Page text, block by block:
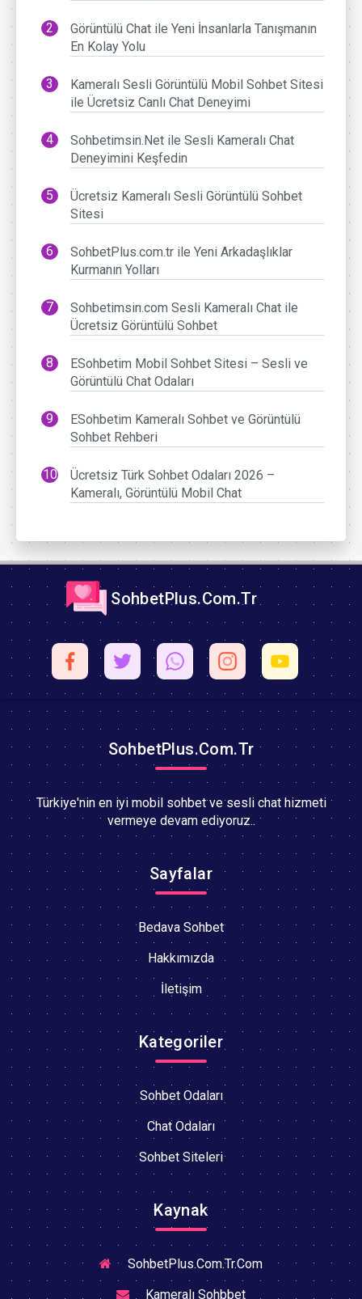
Görüntülü Chat ile Yeni İnsanlarla Tanışmanın
En Kolay Yolu
Kameralı Sesli Görüntülü Mobil Sohbet Sitesi
ile Ücretsiz Canlı Chat Deneyimi
Sohbetimsin.Net ile Sesli Kameralı Chat
Deneyimini Keşfedin
Ücretsiz Kameralı Sesli Görüntülü Sohbet
Sitesi
SohbetPlus.com.tr ile Yeni Arkadaşlıklar
Kurmanın Yolları
Sohbetimsin.com Sesli Kameralı Chat ile
Ücretsiz Görüntülü Sohbet
ESohbetim Mobil Sohbet Sitesi – Sesli ve
Görüntülü Chat Odaları
ESohbetim Kameralı Sohbet ve Görüntülü
Sohbet Rehberi
Ücretsiz Türk Sohbet Odaları 2026 –
Kameralı, Görüntülü Mobil Chat
SohbetPlus.Com.Tr
SohbetPlus.Com.Tr
Türkiye'nin en iyi mobil sohbet ve sesli chat hizmeti
vermeye devam ediyoruz..
Sayfalar
Bedava Sohbet
Hakkımızda
İletişim
Kategoriler
Sohbet Odaları
Chat Odaları
Sohbet Siteleri
Kaynak
SohbetPlus.Com.Tr.Com
Kameralı Sohbbet